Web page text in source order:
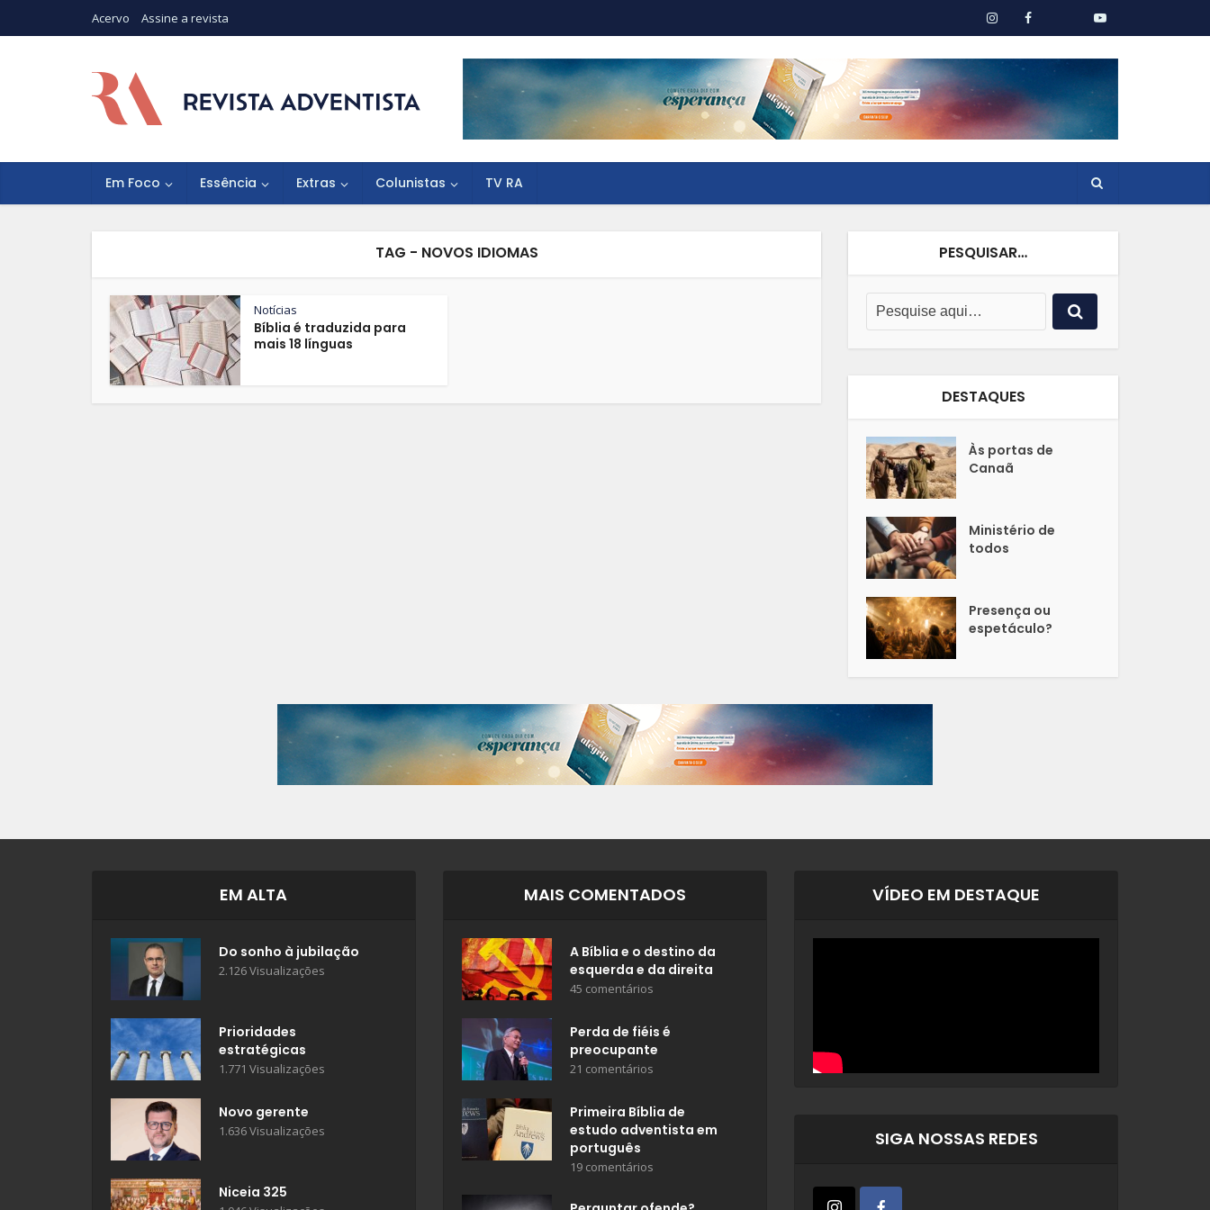
Acervo Assine a revista
Em Foco Essência Extras Colunistas TV RA
TAG - NOVOS IDIOMAS
Notícias
Bíblia é traduzida para
mais 18 línguas
PESQUISAR…
DESTAQUES
Às portas de
Canaã
Ministério de
todos
Presença ou
espetáculo?
EM ALTA
Do sonho à jubilação
2.126 Visualizações
Prioridades
estratégicas
1.771 Visualizações
Novo gerente
1.636 Visualizações
Niceia 325
MAIS COMENTADOS
A Bíblia e o destino da
esquerda e da direita
45 comentários
Perda de fiéis é
preocupante
21 comentários
Primeira Bíblia de
estudo adventista em
português
19 comentários
VÍDEO EM DESTAQUE
SIGA NOSSAS REDES